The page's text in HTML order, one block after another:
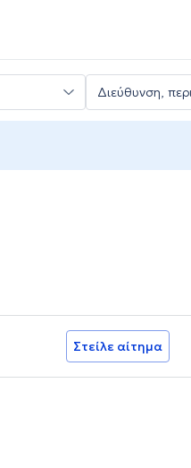
Στείλε αίτημα